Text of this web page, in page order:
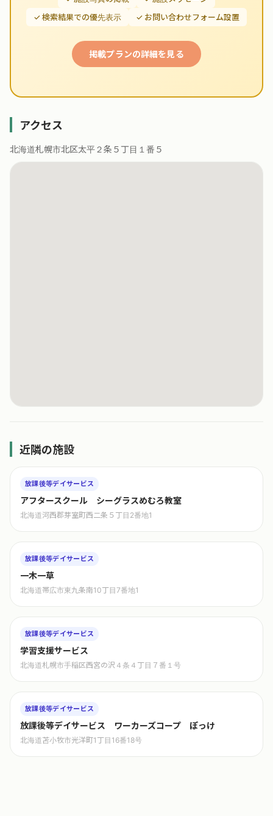
✓ 検索結果での優先表示
✓ お問い合わせフォーム設置
掲載プランの詳細を見る
アクセス
北海道札幌市北区太平２条５丁目１番５
近隣の施設
放課後等デイサービス
アフタースクール シーグラスめむろ教室
北海道河西郡芽室町西二条５丁目2番地1
放課後等デイサービス
一木一草
北海道帯広市東九条南10丁目7番地1
放課後等デイサービス
学習支援サービス
北海道札幌市手稲区西宮の沢４条４丁目７番１号
放課後等デイサービス
放課後等デイサービス ワーカーズコープ ぽっけ
北海道苫小牧市光洋町1丁目16番18号